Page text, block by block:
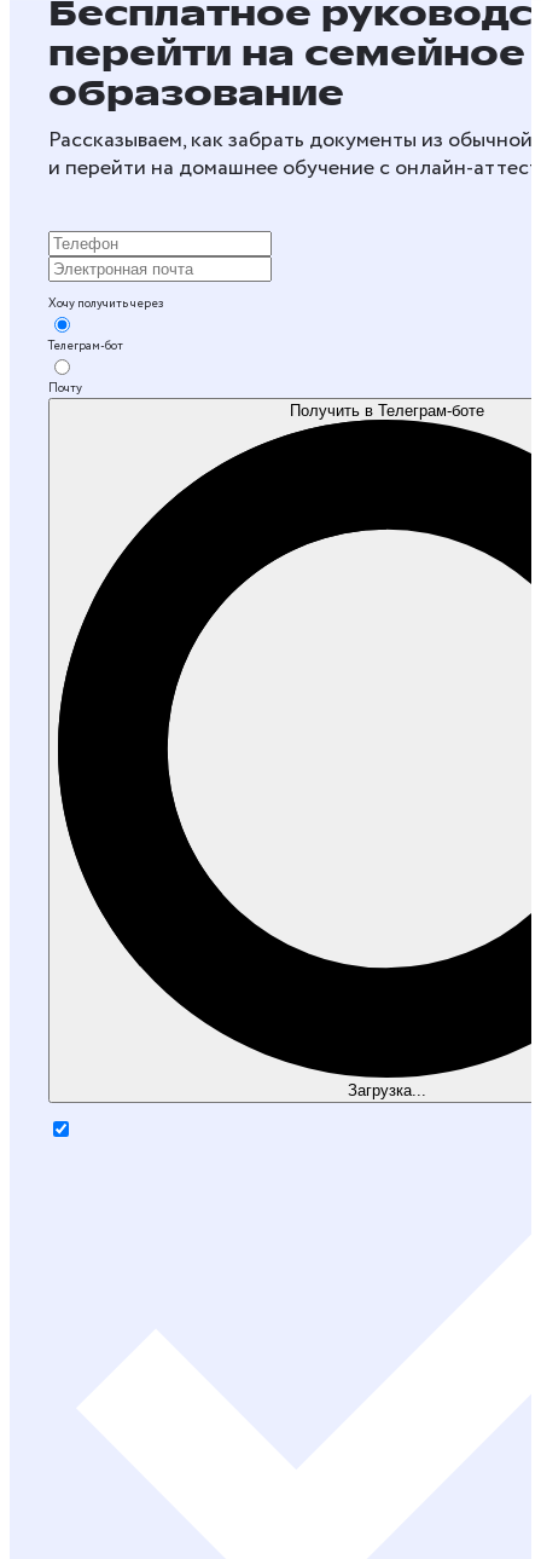
Бесплатное
перейти на семейное
образование
Рассказываем, как забрать документы из
и перейти на домашнее обучение с
Хочу получить через
Телеграм-бот
Почту
Получить в Телеграм-боте
Загрузка...